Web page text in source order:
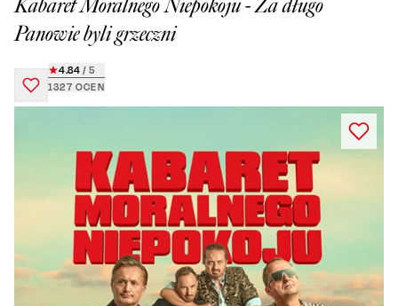
Kabaret Moralnego Niepokoju - Za długo
Panowie byli grzeczni
1327 OCEN
4.84 / 5